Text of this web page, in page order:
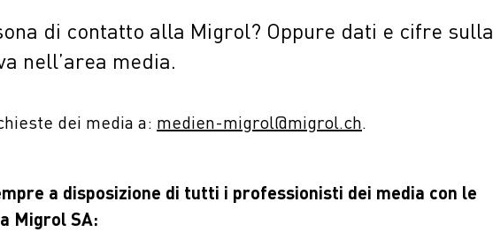
di contatto alla Migrol? Oppure dati e cifre sulla
nell’area media.
dei media a: medien-migrol@migrol.ch.
a disposizione di tutti i professionisti dei media con le
Migrol SA: